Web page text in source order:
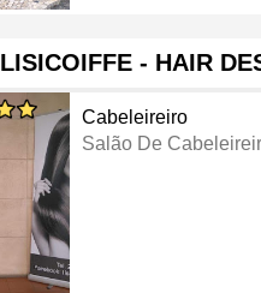
LISICOIFFE - HAIR
Cabeleireiro
Salão De